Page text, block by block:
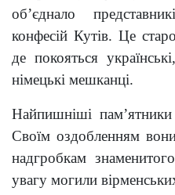
об’єднало
конфесій Кутів. Це
де покояться
німецькі мешканці.
Найпишніші
Своїм оздобленням
надгробкам
увагу могили